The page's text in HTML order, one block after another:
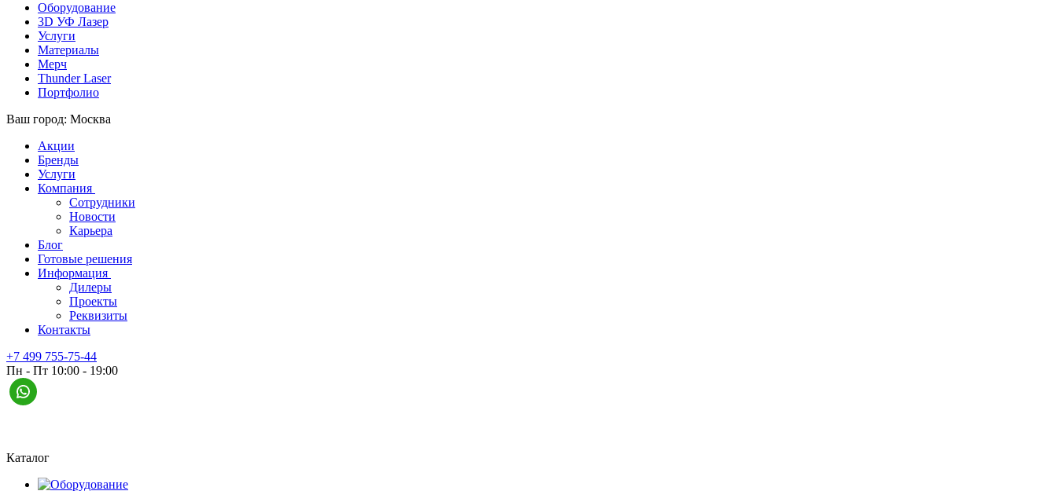
Оборудование
3D УФ Лазер
Услуги
Материалы
Мерч
Thunder Laser
Портфолио
Ваш город: Москва
Акции
Бренды
Услуги
Компания
Сотрудники
Новости
Карьера
Блог
Готовые решения
Информация
Дилеры
Проекты
Реквизиты
Контакты
+7 499 755-75-44
Пн - Пт 10:00 - 19:00
Каталог